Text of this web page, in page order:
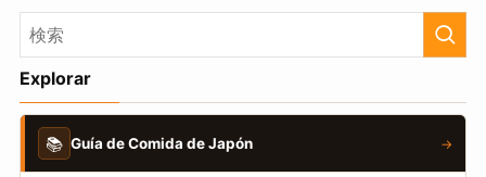
Explorar
📚 Guía de Comida de Japón →